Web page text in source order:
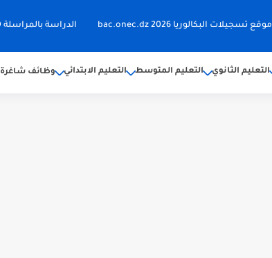
موقع تسجيلات البكالوريا 2026 bac.onec.dz الدراسة بالمراسلة ONEFD
التعليم الثانوي التعليم المتوسط التعليم الابتدائي وظائف شاغرة